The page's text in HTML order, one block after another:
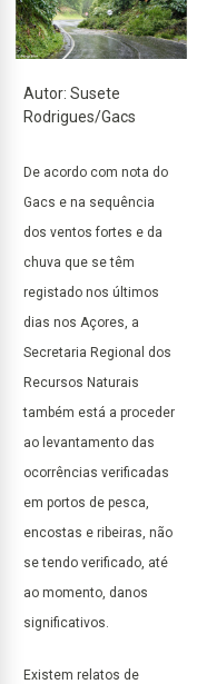
Autor: Susete
Rodrigues/Gacs
De acordo com nota do
Gacs e na sequência
dos ventos fortes e da
chuva que se têm
registado nos últimos
dias nos Açores, a
Secretaria Regional dos
Recursos Naturais
também está a proceder
ao levantamento das
ocorrências verificadas
em portos de pesca,
encostas e ribeiras, não
se tendo verificado, até
ao momento, danos
significativos.
Existem relatos de